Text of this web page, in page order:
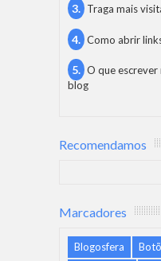
Traga mais
Como abrir
O que
blog
Recomendamos
Marcadores
Blogosfera